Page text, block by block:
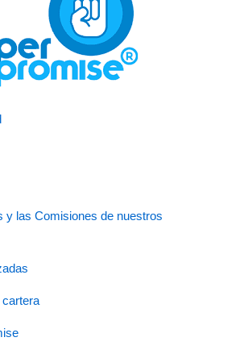
y las Comisiones de nuestros